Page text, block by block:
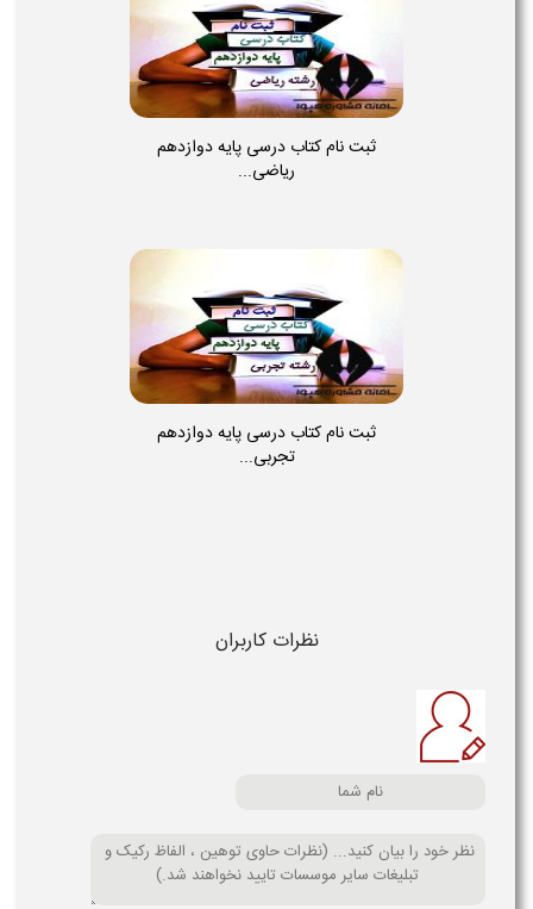
ثبت نام کتاب درسی پایه دوازدهم
ریاضی...
ثبت نام کتاب درسی پایه دوازدهم
تجربی...
نظرات کاربران